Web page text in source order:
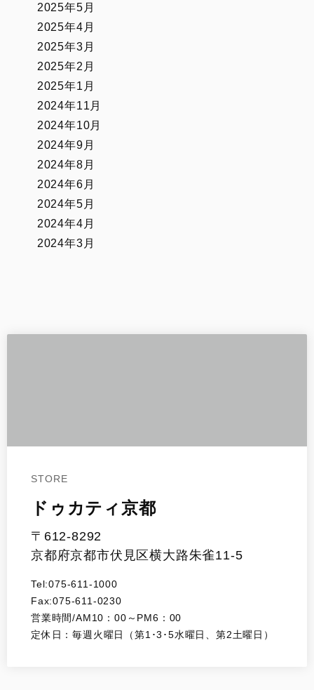
2025年5月
2025年4月
2025年3月
2025年2月
2025年1月
2024年11月
2024年10月
2024年9月
2024年8月
2024年6月
2024年5月
2024年4月
2024年3月
STORE
ドゥカティ京都
〒612-8292
京都府京都市伏見区横大路朱雀11-5
Tel:075-611-1000
Fax:075-611-0230
営業時間/AM10：00～PM6：00
定休日：毎週火曜日（第1･3･5水曜日、第2土曜日）